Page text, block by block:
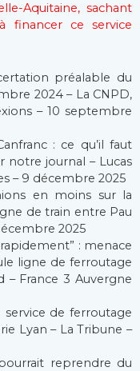
Aquitaine, sachant
financer ce service
préalable du
2024 – La CNPD,
– 10 septembre
: ce qu’il faut
notre journal – Lucas
– 9 décembre 2025
en moins sur la
de train entre Pau
2025
: menace
ligne de ferroutage
– France 3 Auvergne
service de ferroutage
Lyan – La Tribune –
reprendre du